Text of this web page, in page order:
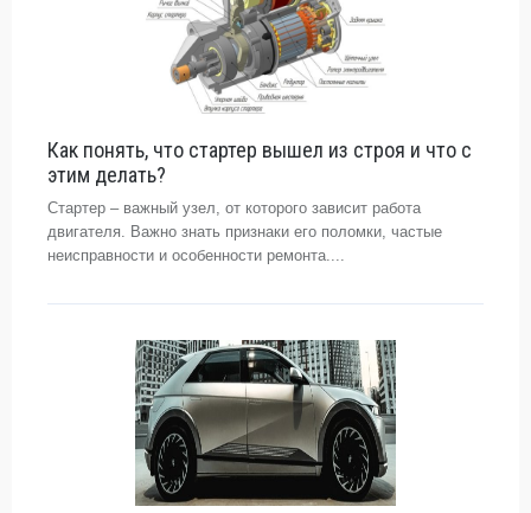
Как понять, что стартер вышел из строя и что с
этим делать?
Стартер – важный узел, от которого зависит работа
двигателя. Важно знать признаки его поломки, частые
неисправности и особенности ремонта....